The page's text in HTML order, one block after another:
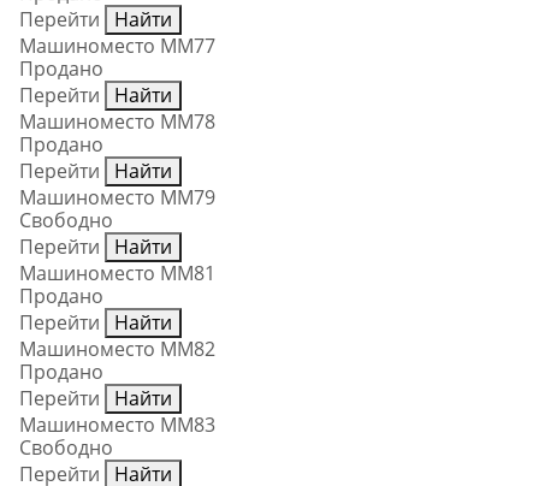
Перейти
Найти
Машиноместо ММ77
Продано
Перейти
Найти
Машиноместо ММ78
Продано
Перейти
Найти
Машиноместо ММ79
Свободно
Перейти
Найти
Машиноместо ММ81
Продано
Перейти
Найти
Машиноместо ММ82
Продано
Перейти
Найти
Машиноместо ММ83
Свободно
Перейти
Найти